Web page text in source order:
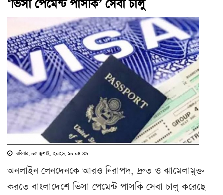
‘ভিসা পেমেন্ট পাসকি’ সেবা চালু
রবিবার, ০৫ জুলাই, ২০২৬, ১০:০৪:৪৯
অনলাইন লেনদেনকে আরও নিরাপদ, দ্রুত ও ঝামেলামুক্ত
করতে বাংলাদেশে ভিসা পেমেন্ট পাসকি সেবা চালু করেছে